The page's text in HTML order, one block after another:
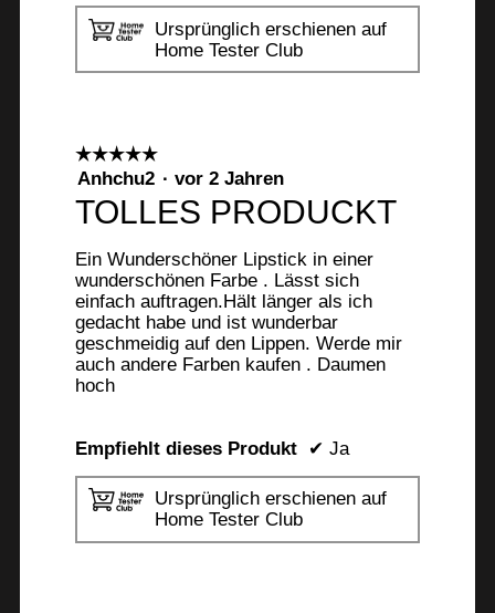
Ursprünglich erschienen auf
Home Tester Club
☆☆☆☆☆
☆☆☆☆☆
5
Anhchu2 · vor 2 Jahren
TOLLES PRODUCKT
Ein Wunderschöner Lipstick in einer
wunderschönen Farbe . Lässt sich
einfach auftragen.Hält länger als ich
gedacht habe und ist wunderbar
geschmeidig auf den Lippen. Werde mir
auch andere Farben kaufen . Daumen
hoch
Empfiehlt dieses Produkt ✔ Ja
Ursprünglich erschienen auf
Home Tester Club